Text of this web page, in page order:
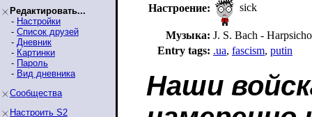
Редактировать...
- Настройки
- Список друзей
- Дневник
- Картинки
- Пароль
- Вид дневника
Сообщества
Настроить S2
Настроение: sick
Музыка: J. S. Bach -
Entry tags: .ua, fascism, putin
Наши